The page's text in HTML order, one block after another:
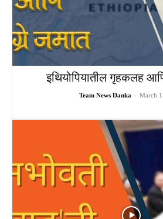
इथियोपियातील गृहकलह
Team News Danka - March